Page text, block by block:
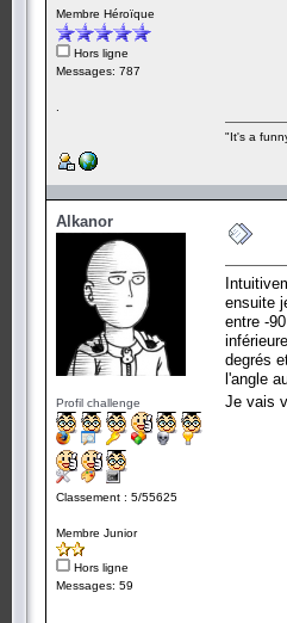
Membre Héroïque
Hors ligne
Messages: 787
"It's a
Alkanor
Profil challenge
Classement : 5/55625
Membre Junior
Hors ligne
Messages: 59
ensuite
entre -
degrés
l'angle
Je vais